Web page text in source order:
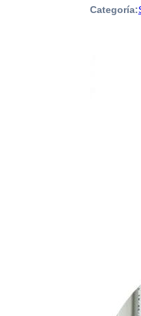
Categoría: